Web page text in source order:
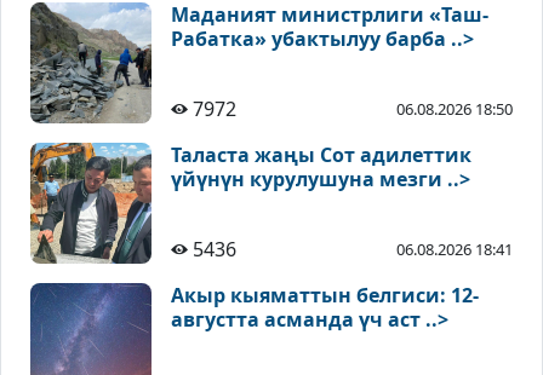
Маданият министрлиги «Таш-
Рабатка» убактылуу барба ..>
7972 06.08.2026 18:50
Таласта жаңы Сот адилеттик
үйүнүн курулушуна мезги ..>
5436 06.08.2026 18:41
Акыр кыяматтын белгиси: 12-
августта асманда үч аст ..>